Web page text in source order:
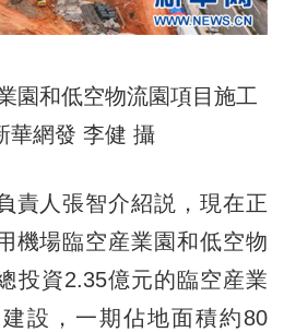
園和低空物流園項目施工
華網發 李健 攝
人張智介紹説，現在正
機場臨空産業園和低空物
投資2.35億元的臨空産業
設，一期佔地面積約80